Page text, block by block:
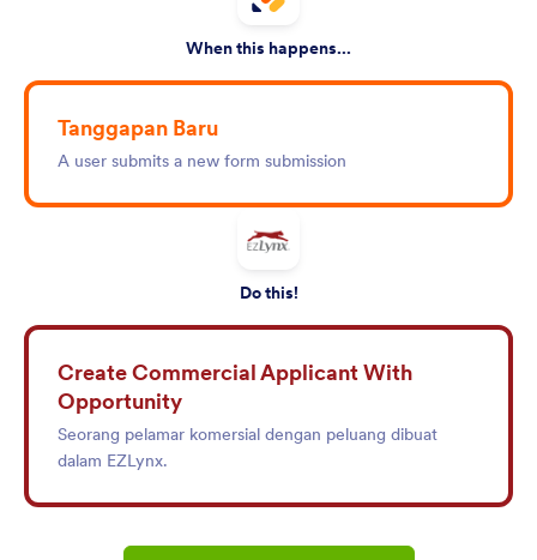
When this happens...
Tanggapan Baru
A user submits a new form submission
Do this!
Create Commercial Applicant With
Opportunity
Seorang pelamar komersial dengan peluang dibuat
dalam EZLynx.